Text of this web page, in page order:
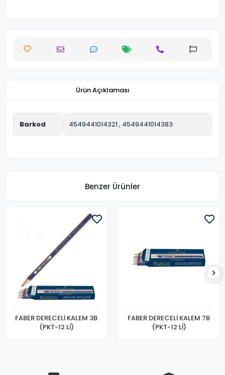
Ürün Açıklaması
Barkod 4549441014321 , 4549441014383
Benzer Ürünler
FABER DERECELİ KALEM 3B
(PKT-12 Lİ)
FABER DERECELİ KALEM 7B
(PKT-12 Lİ)